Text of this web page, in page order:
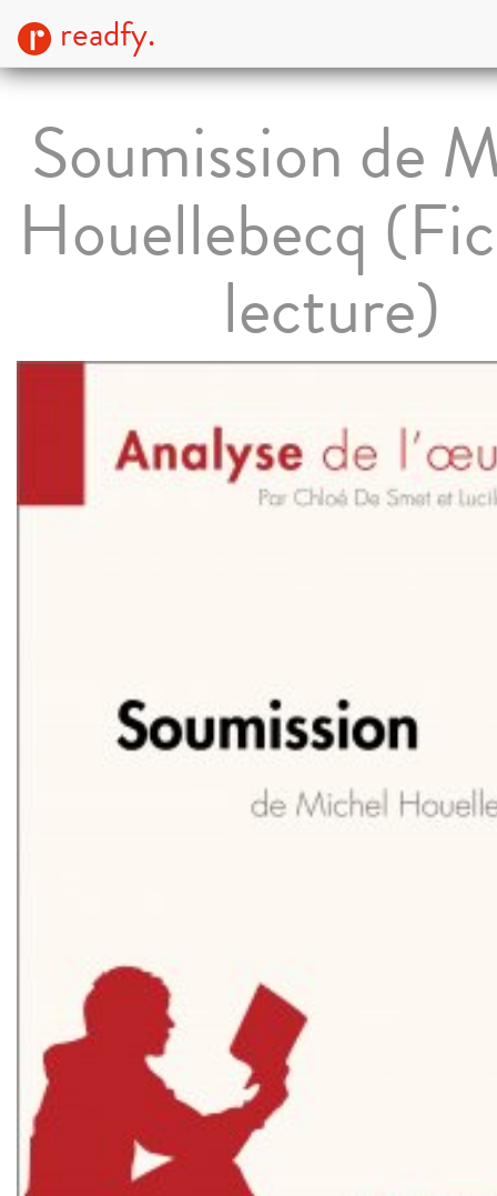
readfy.
Soumission de
Houellebecq
lecture)